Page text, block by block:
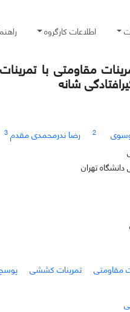
اطلاعات کارگروه
8 هفته تمرینات
شانه
2 رضا ندرمحمدی مقدم 3
تهران
مقاومتی تمرینات کششی